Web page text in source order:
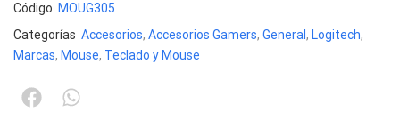
Código MOUG305
Categorías Accesorios, Accesorios Gamers, General , Logitech,
Marcas, Mouse, Teclado y Mouse